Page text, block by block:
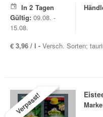
In 2 Tagen
Gültig: 09.08. -
15.08.
€ 3,96 / l - Versch. Sorten;
Verpasst!